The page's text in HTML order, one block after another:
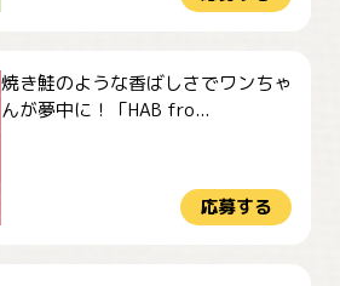
焼き鮭のような香ばしさでワンちゃ
んが夢中に！「HAB fro...
応募する